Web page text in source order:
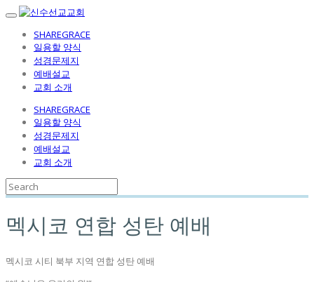
SHAREGRACE
일용할 양식
성경문제지
예배설교
교회 소개
SHAREGRACE
일용할 양식
성경문제지
예배설교
교회 소개
멕시코 연합 성탄 예배
멕시코 시티 북부 지역 연합 성탄 예배